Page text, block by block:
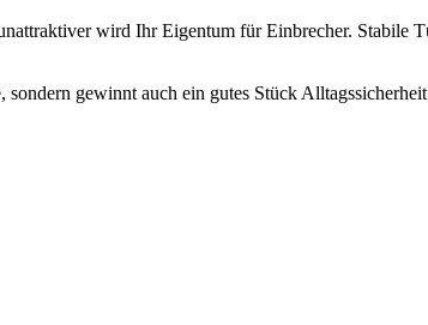
wird Ihr Eigentum für Einbrecher. Stabile
gewinnt auch ein gutes Stück